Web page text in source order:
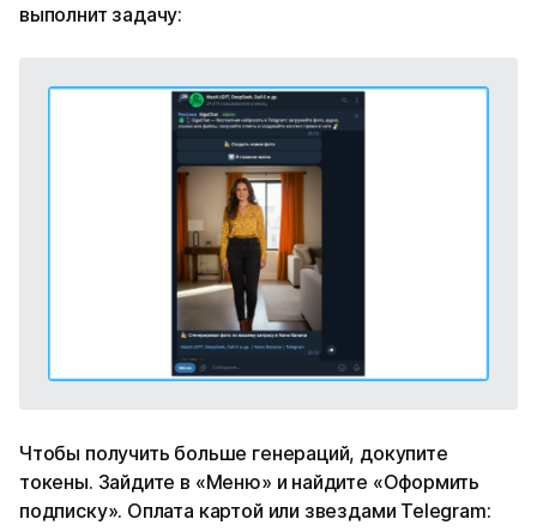
выполнит задачу:
Чтобы получить больше генераций, докупите
токены. Зайдите в «Меню» и найдите «Оформить
подписку». Оплата картой или звездами Telegram: